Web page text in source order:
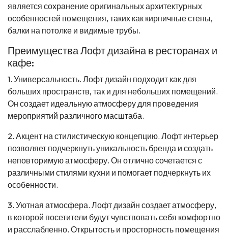
является сохранение оригинальных архитектурных
особенностей помещения, таких как кирпичные стены,
балки на потолке и видимые трубы.
Преимущества Лофт дизайна в ресторанах и
кафе:
1. Универсальность. Лофт дизайн подходит как для
больших пространств, так и для небольших помещений.
Он создает идеальную атмосферу для проведения
мероприятий различного масштаба.
2. Акцент на стилистическую концепцию. Лофт интерьер
позволяет подчеркнуть уникальность бренда и создать
неповторимую атмосферу. Он отлично сочетается с
различными стилями кухни и помогает подчеркнуть их
особенности.
3. Уютная атмосфера. Лофт дизайн создает атмосферу,
в которой посетители будут чувствовать себя комфортно
и расслабленно. Открытость и просторность помещения